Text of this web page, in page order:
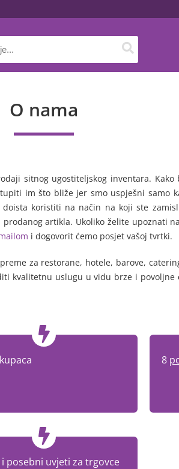
O nama
sitnog ugostiteljskog inventara.
im što bliže jer smo uspješni samo
koristiti na način na koji ste
artikla. Ukoliko želite upoznati
i dogovorit ćemo posjet vašoj tvrtki.
za restorane, hotele, barove,
kvalitetnu uslugu u vidu brze i
8
posebni uvjeti za trgovce